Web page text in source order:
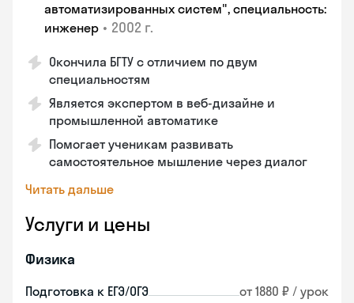
автоматизированных систем", специальность:
инженер • 2002 г.
Окончила БГТУ с отличием по двум
специальностям
Является экспертом в веб-дизайне и
промышленной автоматике
Помогает ученикам развивать
самостоятельное мышление через диалог
Читать дальше
Услуги и цены
Физика
Подготовка к ЕГЭ/ОГЭ от 1880 ₽ / урок